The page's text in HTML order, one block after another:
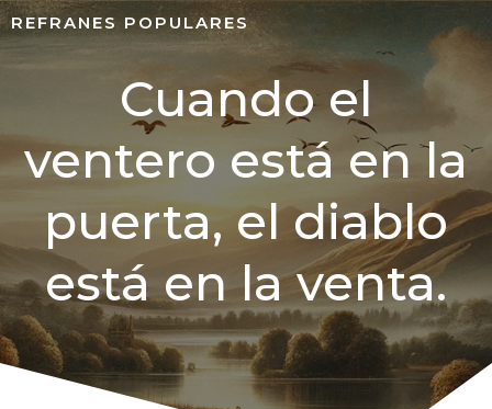
REFRANES POPULARES
Cuando el
ventero está en la
puerta, el diablo
está en la venta.